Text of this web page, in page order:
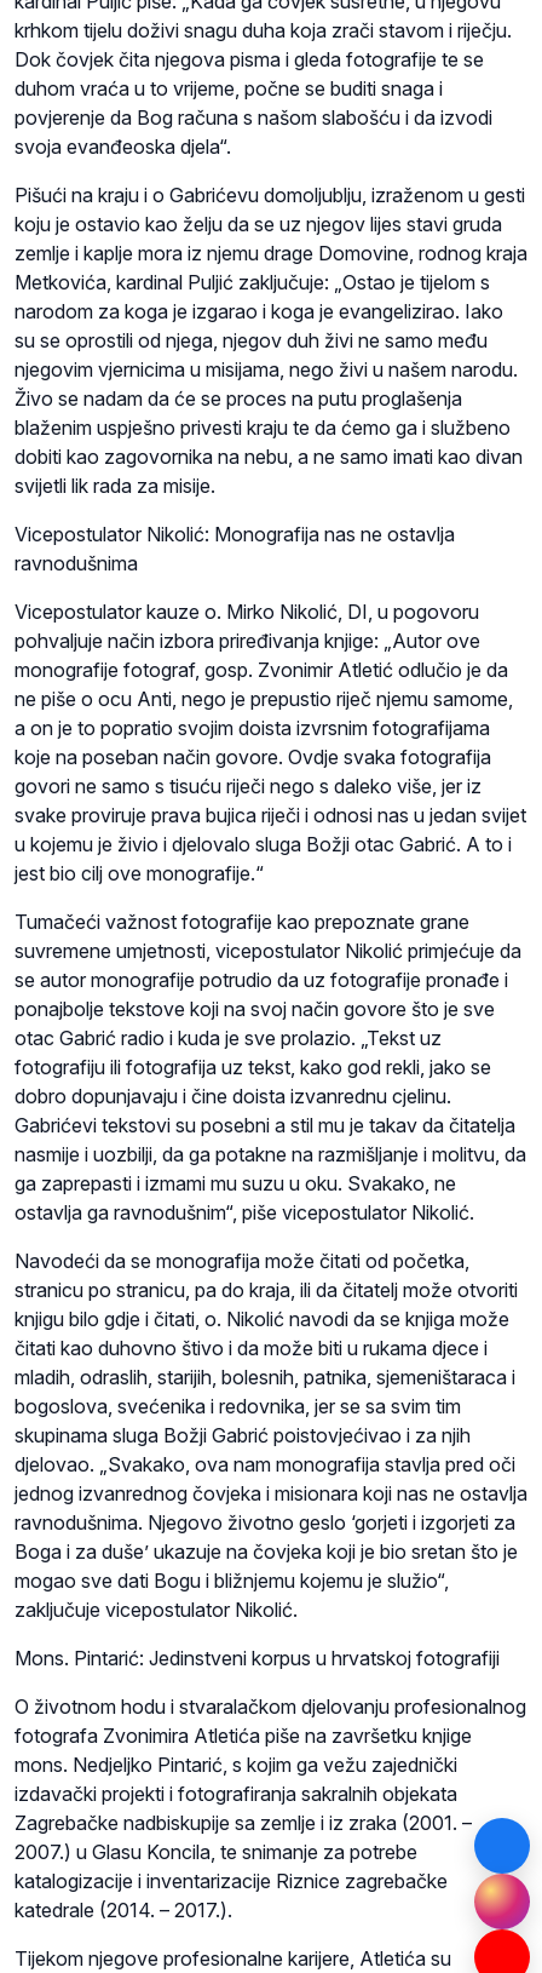
krhkom tijelu doživi snagu duha koja zrači stavom i riječju.
Dok čovjek čita njegova pisma i gleda fotografije te se
duhom vraća u to vrijeme, počne se buditi snaga i
povjerenje da Bog računa s našom slabošću i da izvodi
svoja evanđeoska djela“.
Pišući na kraju i o Gabrićevu domoljublju, izraženom u gesti
koju je ostavio kao želju da se uz njegov lijes stavi gruda
zemlje i kaplje mora iz njemu drage Domovine, rodnog kraja
Metkovića, kardinal Puljić zaključuje: „Ostao je tijelom s
narodom za koga je izgarao i koga je evangelizirao. Iako
su se oprostili od njega, njegov duh živi ne samo među
njegovim vjernicima u misijama, nego živi u našem narodu.
Živo se nadam da će se proces na putu proglašenja
blaženim uspješno privesti kraju te da ćemo ga i službeno
dobiti kao zagovornika na nebu, a ne samo imati kao divan
svijetli lik rada za misije.
Vicepostulator Nikolić: Monografija nas ne ostavlja
ravnodušnima
Vicepostulator kauze o. Mirko Nikolić, DI, u pogovoru
pohvaljuje način izbora priređivanja knjige: „Autor ove
monografije fotograf, gosp. Zvonimir Atletić odlučio je da
ne piše o ocu Anti, nego je prepustio riječ njemu samome,
a on je to popratio svojim doista izvrsnim fotografijama
koje na poseban način govore. Ovdje svaka fotografija
govori ne samo s tisuću riječi nego s daleko više, jer iz
svake proviruje prava bujica riječi i odnosi nas u jedan svijet
u kojemu je živio i djelovalo sluga Božji otac Gabrić. A to i
jest bio cilj ove monografije.“
Tumačeći važnost fotografije kao prepoznate grane
suvremene umjetnosti, vicepostulator Nikolić primjećuje da
se autor monografije potrudio da uz fotografije pronađe i
ponajbolje tekstove koji na svoj način govore što je sve
otac Gabrić radio i kuda je sve prolazio. „Tekst uz
fotografiju ili fotografija uz tekst, kako god rekli, jako se
dobro dopunjavaju i čine doista izvanrednu cjelinu.
Gabrićevi tekstovi su posebni a stil mu je takav da čitatelja
nasmije i uozbilji, da ga potakne na razmišljanje i molitvu, da
ga zaprepasti i izmami mu suzu u oku. Svakako, ne
ostavlja ga ravnodušnim“, piše vicepostulator Nikolić.
Navodeći da se monografija može čitati od početka,
stranicu po stranicu, pa do kraja, ili da čitatelj može otvoriti
knjigu bilo gdje i čitati, o. Nikolić navodi da se knjiga može
čitati kao duhovno štivo i da može biti u rukama djece i
mladih, odraslih, starijih, bolesnih, patnika, sjemeništaraca i
bogoslova, svećenika i redovnika, jer se sa svim tim
skupinama sluga Božji Gabrić poistovjećivao i za njih
djelovao. „Svakako, ova nam monografija stavlja pred oči
jednog izvanrednog čovjeka i misionara koji nas ne ostavlja
ravnodušnima. Njegovo životno geslo ‘gorjeti i izgorjeti za
Boga i za duše’ ukazuje na čovjeka koji je bio sretan što je
mogao sve dati Bogu i bližnjemu kojemu je služio“,
zaključuje vicepostulator Nikolić.
Mons. Pintarić: Jedinstveni korpus u hrvatskoj fotografiji
O životnom hodu i stvaralačkom djelovanju profesionalnog
fotografa Zvonimira Atletića piše na završetku knjige
mons. Nedjeljko Pintarić, s kojim ga vežu zajednički
izdavački projekti i fotografiranja sakralnih objekata
Zagrebačke nadbiskupije sa zemlje i iz zraka (2001. –
2007.) u Glasu Koncila, te snimanje za potrebe
katalogizacije i inventarizacije Riznice zagrebačke
katedrale (2014. – 2017.).
Tijekom njegove profesionalne karijere, Atletića su